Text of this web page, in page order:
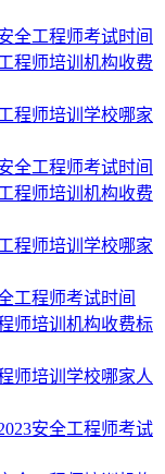
全工程师考试时间
程师培训机构收费
程师培训学校哪家
全工程师考试时间
程师培训机构收费
程师培训学校哪家
工程师考试时间
师培训机构收费标
师培训学校哪家人
安全工程师考试